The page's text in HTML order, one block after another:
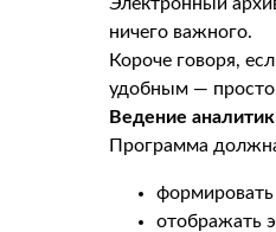
ничего важного.
Короче говоря,
удобным —
Ведение
Программа
отображать